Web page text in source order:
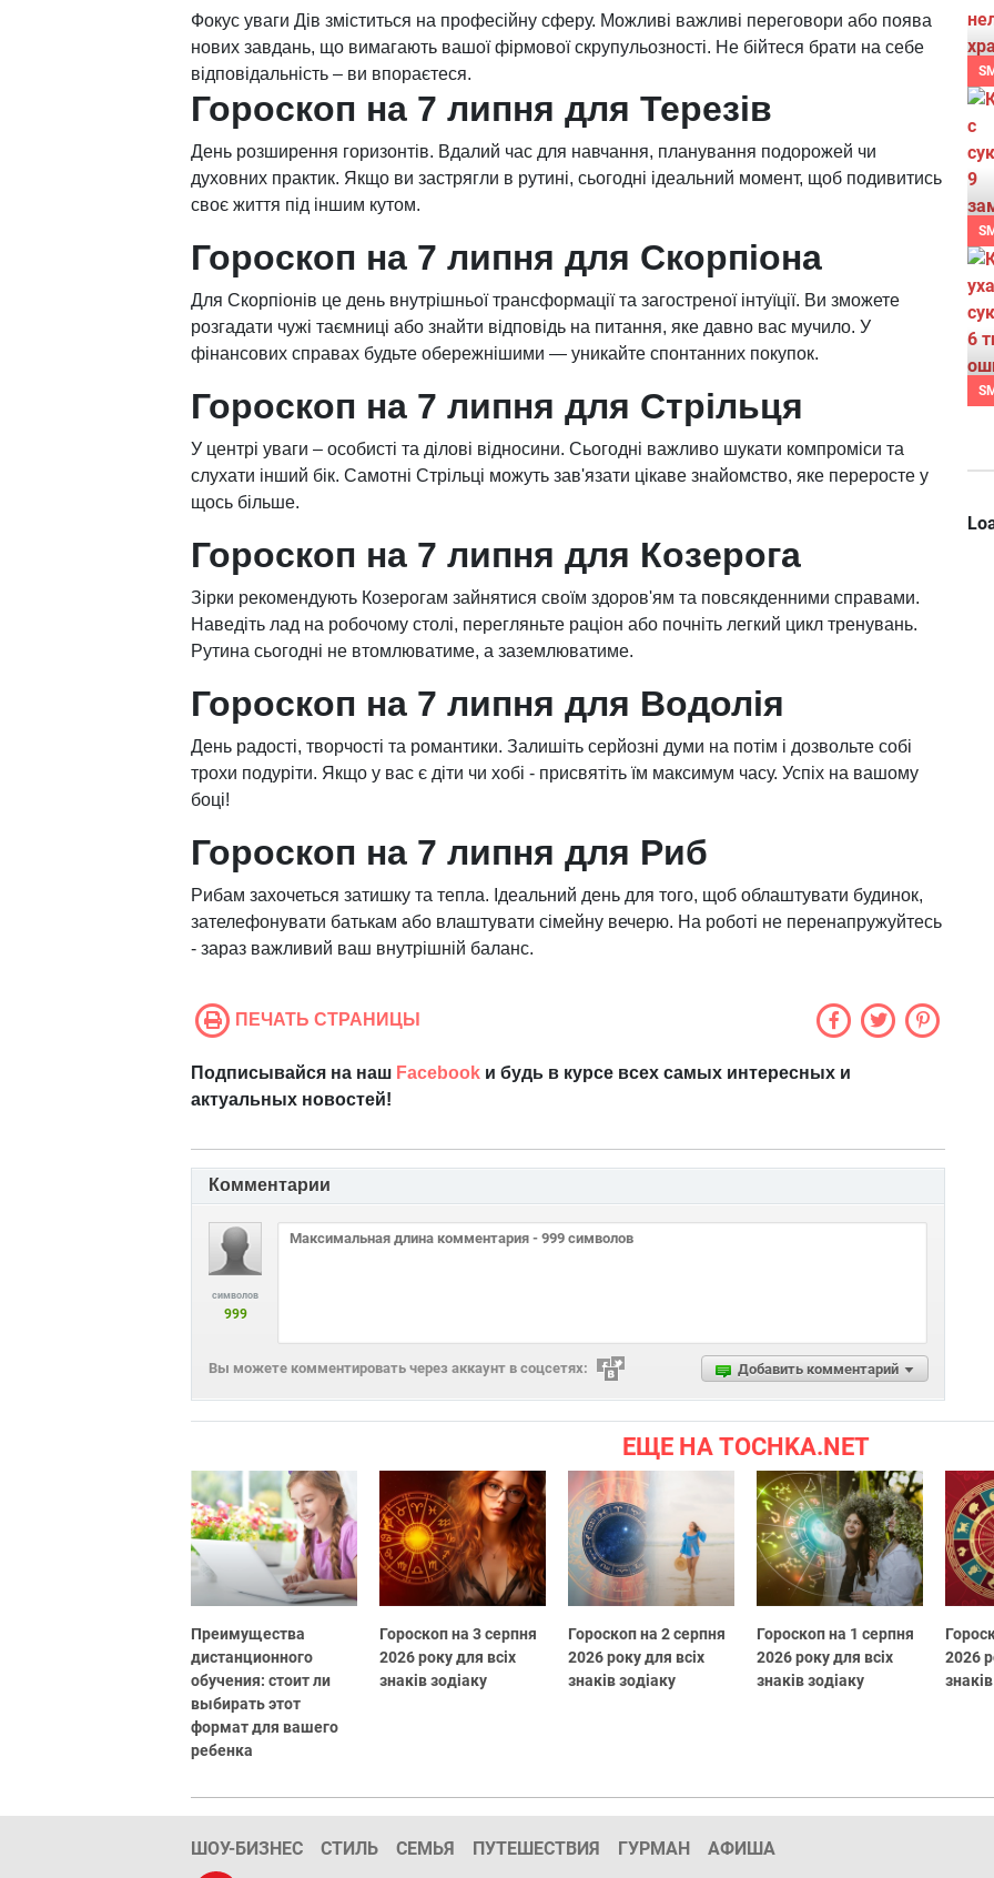
Фокус уваги Дів зміститься на професійну сферу. Можливі важливі переговори або поява
нових завдань, що вимагають вашої фірмової скрупульозності. Не бійтеся брати на себе
відповідальність – ви впораєтеся.
Гороскоп на 7 липня для Терезів
День розширення горизонтів. Вдалий час для навчання, планування подорожей чи
духовних практик. Якщо ви застрягли в рутині, сьогодні ідеальний момент, щоб подивитись
своє життя під іншим кутом.
Гороскоп на 7 липня для Скорпіона
Для Скорпіонів це день внутрішньої трансформації та загостреної інтуїції. Ви зможете
розгадати чужі таємниці або знайти відповідь на питання, яке давно вас мучило. У
фінансових справах будьте обережнішими — уникайте спонтанних покупок.
Гороскоп на 7 липня для Стрільця
У центрі уваги – особисті та ділові відносини. Сьогодні важливо шукати компроміси та
слухати інший бік. Самотні Стрільці можуть зав'язати цікаве знайомство, яке переросте у
щось більше.
Гороскоп на 7 липня для Козерога
Зірки рекомендують Козерогам зайнятися своїм здоров'ям та повсякденними справами.
Наведіть лад на робочому столі, перегляньте раціон або почніть легкий цикл тренувань.
Рутина сьогодні не втомлюватиме, а заземлюватиме.
Гороскоп на 7 липня для Водолія
День радості, творчості та романтики. Залишіть серйозні думи на потім і дозвольте собі
трохи подуріти. Якщо у вас є діти чи хобі - присвятіть їм максимум часу. Успіх на вашому
боці!
Гороскоп на 7 липня для Риб
Рибам захочеться затишку та тепла. Ідеальний день для того, щоб облаштувати будинок,
зателефонувати батькам або влаштувати сімейну вечерю. На роботі не перенапружуйтесь
- зараз важливий ваш внутрішній баланс.
ПЕЧАТЬ СТРАНИЦЫ
Подписывайся на наш Facebook и будь в курсе всех самых интересных и
актуальных новостей!
Комментарии
символов
999
Добавить комментарий
Вы можете комментировать через аккаунт в соцсетях:
ЕЩЕ НА TOCHKA.NET
Преимущества
дистанционного
обучения: стоит ли
выбирать этот
формат для вашего
ребенка
Гороскоп на 3 серпня
2026 року для всіх
знаків зодіаку
Гороскоп на 2 серпня
2026 року для всіх
знаків зодіаку
Гороскоп на 1 серпня
2026 року для всіх
знаків зодіаку
2026
ШОУ-БИЗНЕС СТИЛЬ СЕМЬЯ ПУТЕШЕСТВИЯ ГУРМАН АФИША